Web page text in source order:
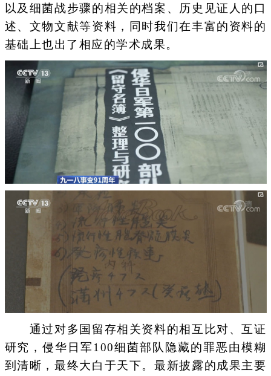
以及细菌战步骤的相关的档案、历史见证人的口
述、文物文献等资料，同时我们在丰富的资料的
基础上也出了相应的学术成果。
通过对多国留存相关资料的相互比对、互证
研究，侵华日军100细菌部队隐藏的罪恶由模糊
到清晰，最终大白于天下。最新披露的成果主要